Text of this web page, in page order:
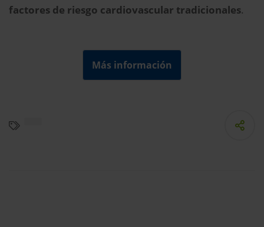
factores de riesgo cardiovascular tradicionales.
Más información